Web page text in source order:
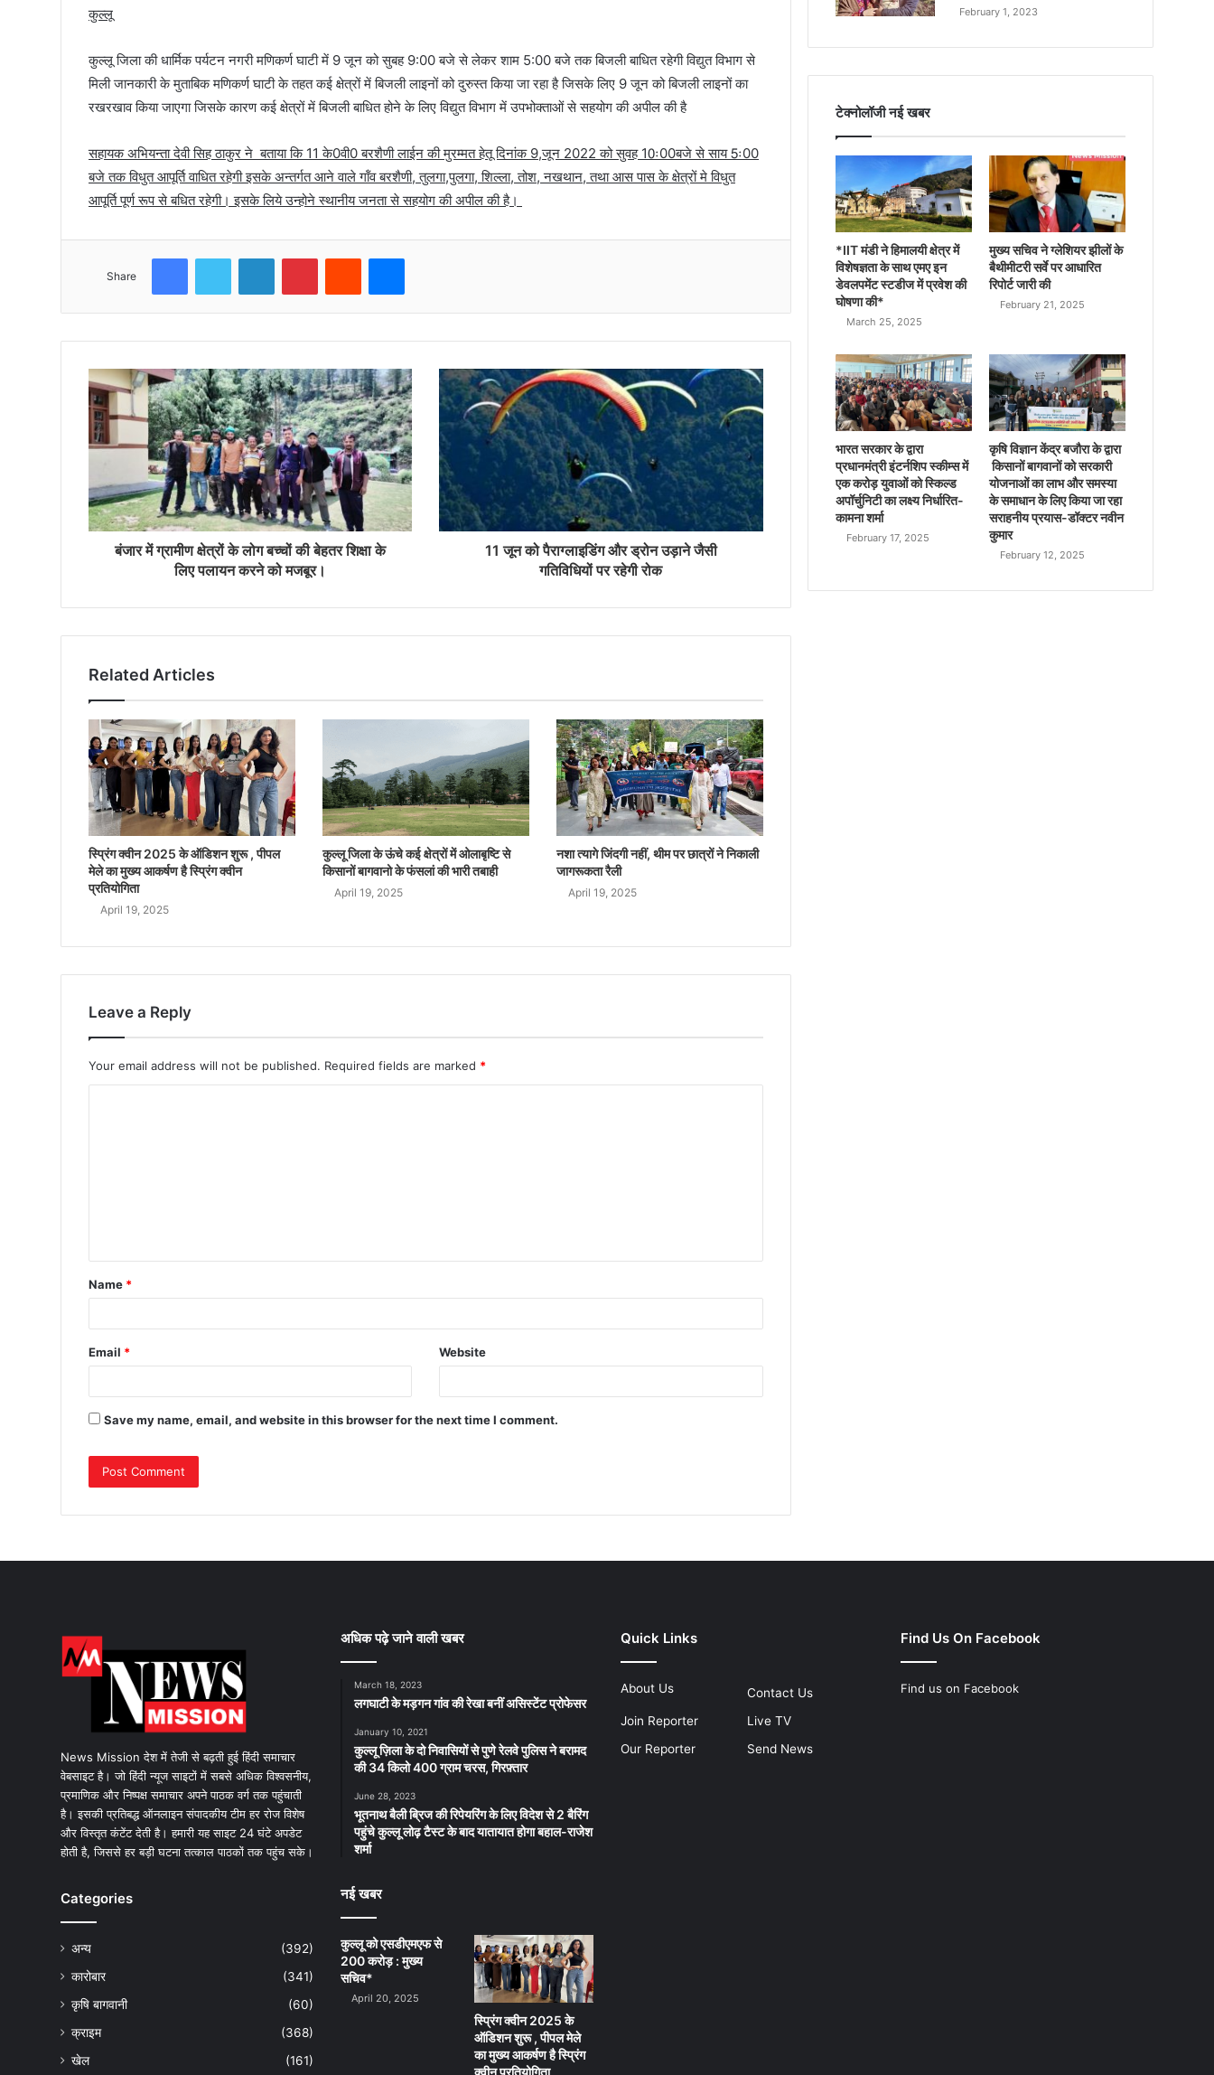
कुल्लू
कुल्लू जिला की धार्मिक पर्यटन नगरी मणिकर्ण घाटी में 9 जून को सुबह 9:00 बजे से लेकर शाम 5:00 बजे तक बिजली बाधित रहेगी विद्युत विभाग से
मिली जानकारी के मुताबिक मणिकर्ण घाटी के तहत कई क्षेत्रों में बिजली लाइनों को दुरुस्त किया जा रहा है जिसके लिए 9 जून को बिजली लाइनों का
रखरखाव किया जाएगा जिसके कारण कई क्षेत्रों में बिजली बाधित होने के लिए विद्युत विभाग में उपभोक्ताओं से सहयोग की अपील की है
सहायक अभियन्ता देवी सिह ठाकुर ने बताया कि 11 के0वी0 बरशैणी लाईन की मुरम्मत हेतू दिनांक 9,जून 2022 को सुवह 10ः00बजे से साय 5ः00
बजे तक विधुत आपूर्ति वाधित रहेगी इसके अन्तर्गत आने वाले गॉंव बरशैणी, तुलगा,पुलगा, शिल्ला, तोश, नखथान, तथा आस पास के क्षेत्रों मे विधुत
आपूर्ति पूर्ण रूप से बधित रहेगी। इसके लिये उन्होने स्थानीय जनता से सहयोग की अपील की है।
Share
बंजार में ग्रामीण क्षेत्रों के लोग बच्चों की बेहतर शिक्षा के
लिए पलायन करने को मजबूर।
11 जून को पैराग्लाइडिंग और ड्रोन उड़ाने जैसी
गतिविधियों पर रहेगी रोक
Related Articles
स्प्रिंग क्वीन 2025 के ऑडिशन शुरू , पीपल
मेले का मुख्य आकर्षण है स्प्रिंग क्वीन
प्रतियोगिता
April 19, 2025
कुल्लू जिला के ऊंचे कई क्षेत्रों में ओलाबृष्टि से
किसानों बागवानो के फंसलां की भारी तबाही
April 19, 2025
नशा त्यागे जिंदगी नहीं, थीम पर छात्रों ने निकाली
जागरूकता रैली
April 19, 2025
Leave a Reply
Your email address will not be published. Required fields are marked *
Name *
Email * Website
Save my name, email, and website in this browser for the next time I comment.
February 1, 2023
टेक्नोलॉजी नई खबर
*IIT मंडी ने हिमालयी क्षेत्र में
विशेषज्ञता के साथ एमए इन
डेवलपमेंट स्टडीज में प्रवेश की
घोषणा की*
March 25, 2025
मुख्य सचिव ने ग्लेशियर झीलों के
बैथीमीटरी सर्वे पर आधारित
रिपोर्ट जारी की
February 21, 2025
भारत सरकार के द्वारा
प्रधानमंत्री इंटर्नशिप स्कीम्स में
एक करोड़ युवाओं को स्किल्ड
अपॉर्चुनिटी का लक्ष्य निर्धारित-
कामना शर्मा
February 17, 2025
कृषि विज्ञान केंद्र बजौरा के द्वारा
किसानों बागवानों को सरकारी
योजनाओं का लाभ और समस्या
के समाधान के लिए किया जा रहा
सराहनीय प्रयास-डॉक्टर नवीन
कुमार
February 12, 2025
News Mission देश में तेजी से बढ़ती हुई हिंदी समाचार
वेबसाइट है। जो हिंदी न्यूज साइटों में सबसे अधिक विश्वसनीय,
प्रमाणिक और निष्पक्ष समाचार अपने पाठक वर्ग तक पहुंचाती
है। इसकी प्रतिबद्ध ऑनलाइन संपादकीय टीम हर रोज विशेष
और विस्तृत कंटेंट देती है। हमारी यह साइट 24 घंटे अपडेट
होती है, जिससे हर बड़ी घटना तत्काल पाठकों तक पहुंच सके।
Categories
अन्य
(392)
कारोबार
(341)
कृषि बागवानी
(60)
क्राइम
(368)
खेल
(161)
अधिक पढ़े जाने वाली खबर
March 18, 2023
लगघाटी के मड़गन गांव की रेखा बनीं असिस्टेंट प्रोफेसर
January 10, 2021
कुल्लू ज़िला के दो निवासियों से पुणे रेलवे पुलिस ने बरामद
की 34 किलो 400 ग्राम चरस, गिरफ़्तार
June 28, 2023
भूतनाथ बैली ब्रिज की रिपेयरिंग के लिए विदेश से 2 बैरिंग
पहुंचे कुल्लू लोढ़ टैस्ट के बाद यातायात होगा बहाल-राजेश
शर्मा
नई खबर
कुल्लू को एसडीएमएफ से
200 करोड़ : मुख्य
सचिव*
April 20, 2025
स्प्रिंग क्वीन 2025 के
ऑडिशन शुरू , पीपल मेले
का मुख्य आकर्षण है स्प्रिंग
क्वीन प्रतियोगिता
Quick Links
About Us
Contact Us
Join Reporter
Live TV
Our Reporter
Send News
Find Us On Facebook
Find us on Facebook